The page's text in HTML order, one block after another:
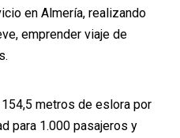
en Almería, realizando
emprender viaje de
154,5 metros de eslora por
para 1.000 pasajeros y